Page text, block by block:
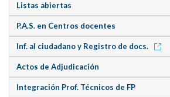
Listas abiertas
P.A.S. en Centros docentes
Inf. al ciudadano y Registro de docs.
Actos de Adjudicación
Integración Prof. Técnicos de FP